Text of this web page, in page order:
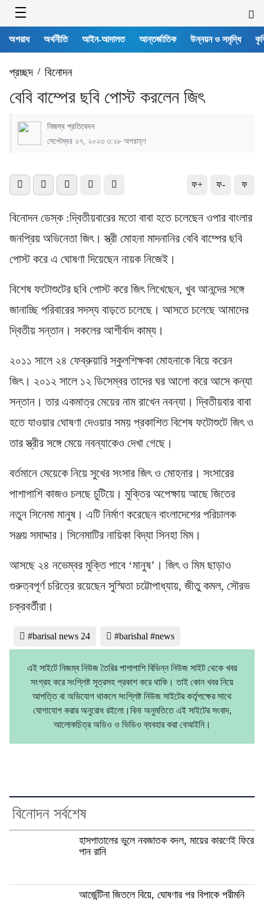
অপরাধ অর্থনীতি আইন-আদালত আন্তর্জাতিক উন্নয়ন ও সমৃদ্ধি
প্রচ্ছদ/ বিনোদন
বেবি বাম্পের ছবি পোস্ট করলেন জিৎ
নিজস্ব প্রতিবেদন
সেপ্টেম্বর ২৭, ২০২৩ ৩:২৮ অপরাহ্ণ
ফ+ ফ- ফ
বিনোদন ডেস্ক :দ্বিতীয়বারের মতো বাবা হতে চলেছেন ওপার বাংলার
জনপ্রিয় অভিনেতা জিৎ। স্ত্রী মোহনা মাদনানির বেবি বাম্পের ছবি
পোস্ট করে এ ঘোষণা দিয়েছেন নায়ক নিজেই।
বিশেষ ফটোশুটের ছবি পোস্ট করে জিৎ লিখেছেন, খুব আনন্দের সঙ্গে
জানাচ্ছি পরিবারের সদস্য বাড়তে চলেছে। আসতে চলেছে আমাদের
দ্বিতীয় সন্তান। সকলের আশীর্বাদ কাম্য।
২০১১ সালে ২৪ ফেব্রুয়ারি স্কুলশিক্ষকা মোহনাকে বিয়ে করেন
জিৎ। ২০১২ সালে ১২ ডিসেম্বর তাদের ঘর আলো করে আসে কন্যা
সন্তান। তার একমাত্র মেয়ের নাম রাখেন নবন্যা। দ্বিতীয়বার বাবা
হতে যাওয়ার ঘোষণা দেওয়ার সময় প্রকাশিত বিশেষ ফটোশুটে জিৎ ও
তার স্ত্রীর সঙ্গে মেয়ে নবন্যাকেও দেখা গেছে।
বর্তমানে মেয়েকে নিয়ে সুখের সংসার জিৎ ও মোহনার। সংসারের
পাশাপাশি কাজও চলছে চুটিয়ে। মুক্তির অপেক্ষায় আছে জিতের
নতুন সিনেমা মানুষ। এটি নির্মাণ করেছেন বাংলাদেশের পরিচালক
সঞ্জয় সমাদ্দার। সিনেমাটির নায়িকা বিদ্যা সিনহা মিম।
আসছে ২৪ নভেম্বর মুক্তি পাবে ‘মানুষ’। জিৎ ও মিম ছাড়াও
গুরুত্বপূর্ণ চরিত্রে রয়েছেন সুস্মিতা চট্টোপাধ্যায়, জীতু কমল, সৌরভ
চক্রবর্তীরা।
#barisal news 24 #barishal #news
এই সাইটে নিজম্ব নিউজ তৈরির পাশাপাশি বিভিন্ন নিউজ সাইট থেকে খবর
সংগ্রহ করে সংশ্লিষ্ট সূত্রসহ প্রকাশ করে থাকি। তাই কোন খবর নিয়ে
আপত্তি বা অভিযোগ থাকলে সংশ্লিষ্ট নিউজ সাইটের কর্তৃপক্ষের সাথে
যোগাযোগ করার অনুরোধ রইলো।বিনা অনুমতিতে এই সাইটের সংবাদ,
আলোকচিত্র অডিও ও ভিডিও ব্যবহার করা বেআইনি।
বিনোদন সর্বশেষ
হাসপাতালের ভুলে নবজাতক বদল, মায়ের কারণেই ফিরে
পান রানি
আর্জেন্টিনা জিতলে বিয়ে, ঘোষণার পর বিপাকে পরীমনি